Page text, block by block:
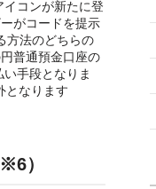
イコンが新たに登
がコードを提示
方法のどちらの
普通預金口座の
手段となりま
となります
）